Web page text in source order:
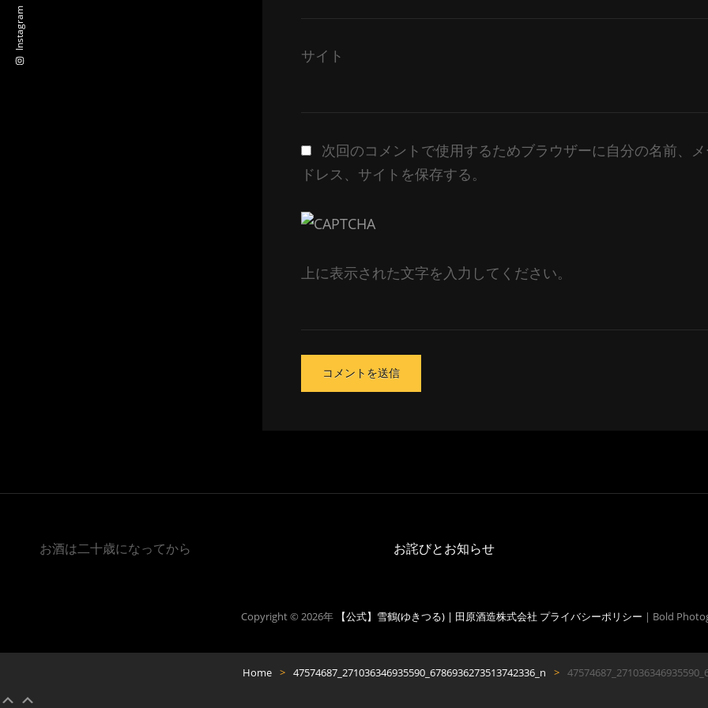
Instagram
サイト
次回のコメントで使用するためブラウザーに自分の名前、
ドレス、サイトを保存する。
上に表示された文字を入力してください。
お酒は二十歳になってから お詫びとお知らせ
Copyright © 2026年 【公式】雪鶴(ゆきつる) | 田原酒造株式会社 プライバシーポリシー | Bold
Home > 47574687_271036346935590_6786936273513742336_n >
Scroll